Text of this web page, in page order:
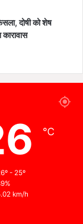
दोषी को शेष
℃
- 25º
km/h